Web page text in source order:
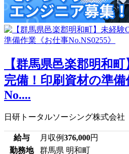
【群馬県邑楽郡明和
完備！印刷資材の準
No....
日研トータルソーシング株式会社
給与 月収例376,000円
勤務地
群馬県 明和町